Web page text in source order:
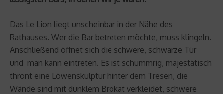
Das Le Lion liegt unscheinbar in der Nähe des
Rathauses. Wer die Bar betreten möchte, muss klingeln.
Anschließend öffnet sich die schwere, schwarze Tür
und man kann eintreten. Es ist schummrig, majestätisch
thront eine Löwenskulptur hinter dem Tresen, die
Wände sind mit dunklem Brokat verkleidet, schwere